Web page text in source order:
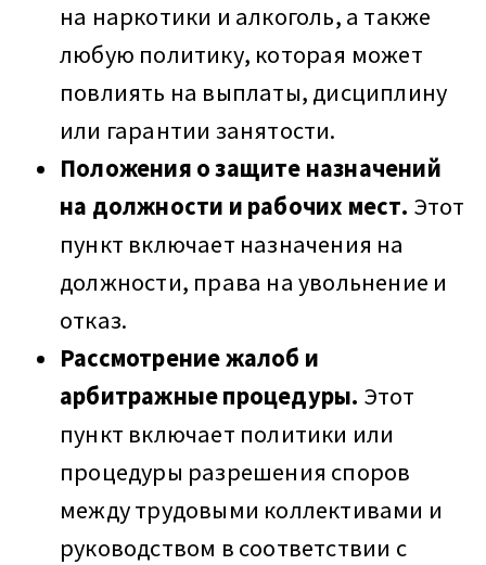
на наркотики и алкоголь, а также
любую политику, которая может
повлиять на выплаты, дисциплину
или гарантии занятости.
Положения о защите назначений
на должности и рабочих мест. Этот
пункт включает назначения на
должности, права на увольнение и
отказ.
Рассмотрение жалоб и
арбитражные процедуры. Этот
пункт включает политики или
процедуры разрешения споров
между трудовыми коллективами и
руководством в соответствии с